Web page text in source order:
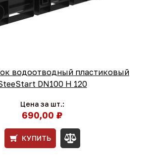
водоотводный пластиковый
DN100 H 120
Цена за шт.:
690,00 ₽
КУПИТЬ